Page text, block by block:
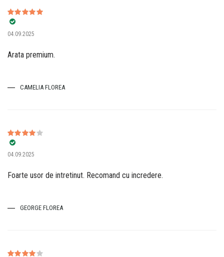
Evaluat la
din 5
04.09.2025
Arata premium.
CAMELIA FLOREA
Evaluat la
4din 5
04.09.2025
Foarte usor de intretinut. Recomand cu incredere.
GEORGE FLOREA